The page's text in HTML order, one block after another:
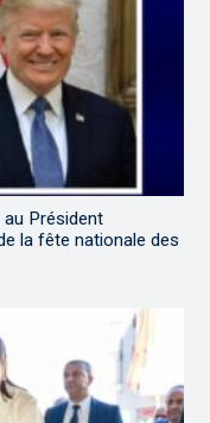
Président
la fête nationale des